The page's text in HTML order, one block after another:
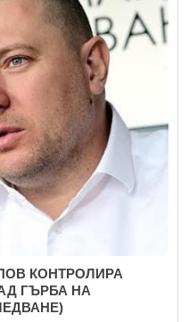
КОНТРОЛИРА
ГЪРБА НА